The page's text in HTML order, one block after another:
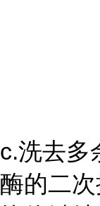
c.洗去多
酶的二